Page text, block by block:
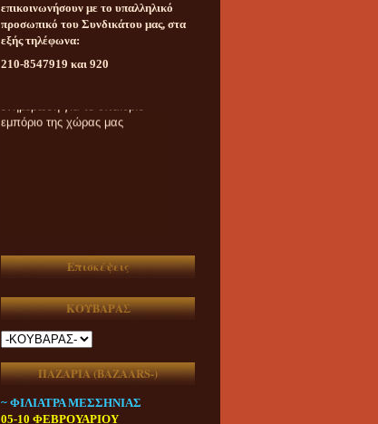
επικοινωνήσουν με το υπαλληλικό
προσωπικό του Συνδικάτου μας, στα
εξής τηλέφωνα:
210-8547919 και 920
Καθημερινή ασυμβίβαστη
Επισκέψεις
ΚΟΥΒΑΡΑΣ
ΠΑΖΑΡΙΑ (ΒAZAARS-)
~ ΦΙΛΙΑΤΡΑ ΜΕΣΣΗΝΙΑΣ
05-10 ΦΕΒΡΟΥΑΡΙΟΥ